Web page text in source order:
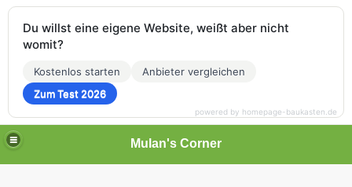
Mulan's Corner
Du willst eine eigene Website, weißt aber nicht
womit?
Kostenlos starten
Anbieter vergleichen
Zum Test 2026
powered by homepage-baukasten.de